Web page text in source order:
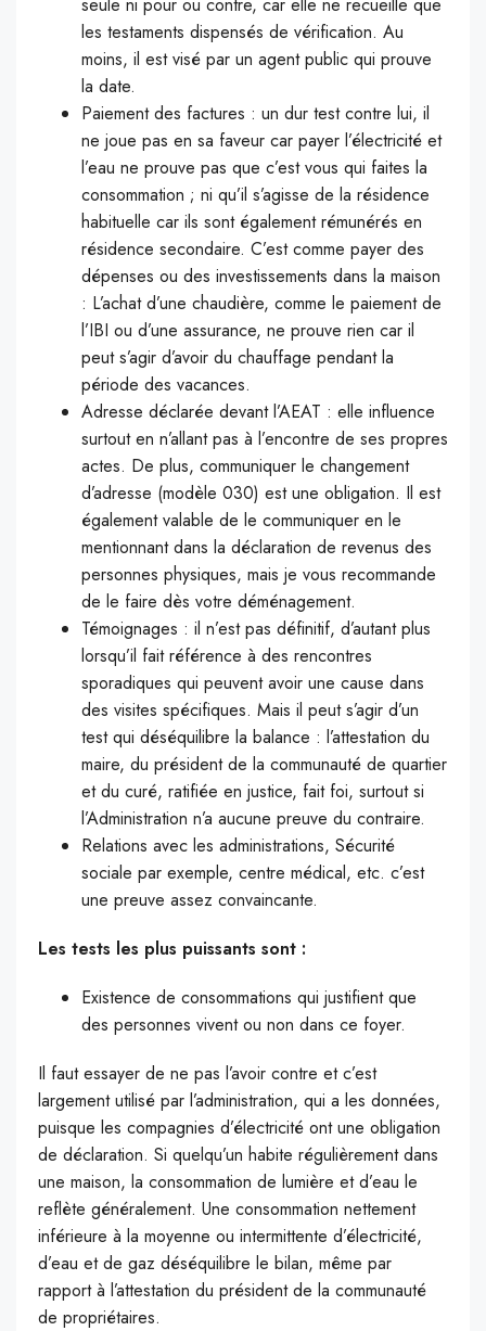
les testaments dispensés de vérification. Au
moins, il est visé par un agent public qui prouve
la date.
Paiement des factures : un dur test contre lui, il
ne joue pas en sa faveur car payer l’électricité et
l’eau ne prouve pas que c’est vous qui faites la
consommation ; ni qu’il s’agisse de la résidence
habituelle car ils sont également rémunérés en
résidence secondaire. C’est comme payer des
dépenses ou des investissements dans la maison
: L’achat d’une chaudière, comme le paiement de
l’IBI ou d’une assurance, ne prouve rien car il
peut s’agir d’avoir du chauffage pendant la
période des vacances.
Adresse déclarée devant l’AEAT : elle influence
surtout en n’allant pas à l’encontre de ses propres
actes. De plus, communiquer le changement
d’adresse (modèle 030) est une obligation. Il est
également valable de le communiquer en le
mentionnant dans la déclaration de revenus des
personnes physiques, mais je vous recommande
de le faire dès votre déménagement.
Témoignages : il n’est pas définitif, d’autant plus
lorsqu’il fait référence à des rencontres
sporadiques qui peuvent avoir une cause dans
des visites spécifiques. Mais il peut s’agir d’un
test qui déséquilibre la balance : l’attestation du
maire, du président de la communauté de quartier
et du curé, ratifiée en justice, fait foi, surtout si
l’Administration n’a aucune preuve du contraire.
Relations avec les administrations, Sécurité
sociale par exemple, centre médical, etc. c’est
une preuve assez convaincante.
Les tests les plus puissants sont :
Existence de consommations qui justifient que
des personnes vivent ou non dans ce foyer.
Il faut essayer de ne pas l’avoir contre et c’est
largement utilisé par l’administration, qui a les données,
puisque les compagnies d’électricité ont une obligation
de déclaration. Si quelqu’un habite régulièrement dans
une maison, la consommation de lumière et d’eau le
reflète généralement. Une consommation nettement
inférieure à la moyenne ou intermittente d’électricité,
d’eau et de gaz déséquilibre le bilan, même par
rapport à l’attestation du président de la communauté
de propriétaires.